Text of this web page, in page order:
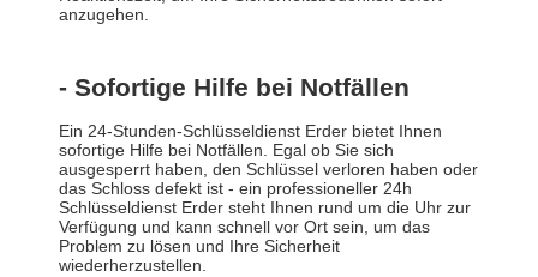
anzugehen.
- Sofortige Hilfe bei Notfällen
Ein 24-Stunden-Schlüsseldienst Erder bietet Ihnen
sofortige Hilfe bei Notfällen. Egal ob Sie sich
ausgesperrt haben, den Schlüssel verloren haben oder
das Schloss defekt ist - ein professioneller 24h
Schlüsseldienst Erder steht Ihnen rund um die Uhr zur
Verfügung und kann schnell vor Ort sein, um das
Problem zu lösen und Ihre Sicherheit
wiederherzustellen.